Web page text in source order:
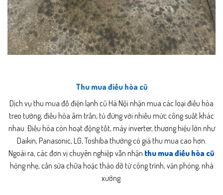
Thu mua điều hòa cũ
Dịch vụ thu mua đồ điện lạnh cũ Hà Nội nhận mua các loại điều hòa
treo tường, điều hòa âm trần, tủ đứng với nhiều mức công suất khác
nhau. Điều hòa còn hoạt động tốt, máy inverter, thương hiệu lớn như
Daikin, Panasonic, LG, Toshiba thường có giá thu mua cao hơn.
Ngoài ra, các đơn vị chuyên nghiệp vẫn nhận thu mua điều hòa cũ
hỏng nhẹ, cần sửa chữa hoặc tháo dỡ từ công trình, văn phòng, nhà
xưởng.